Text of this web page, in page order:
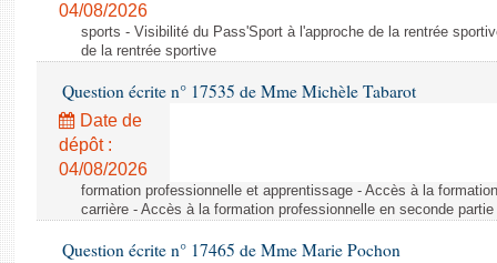
04/08/2026
sports - Visibilité du Pass'Sport à l'approche de la rentrée
de la rentrée sportive
Question écrite n° 17535 de Mme Michèle Tabarot
Date de
dépôt :
04/08/2026
formation professionnelle et apprentissage - Accès à la
carrière - Accès à la formation professionnelle en seconde partie
Question écrite n° 17465 de Mme Marie Pochon